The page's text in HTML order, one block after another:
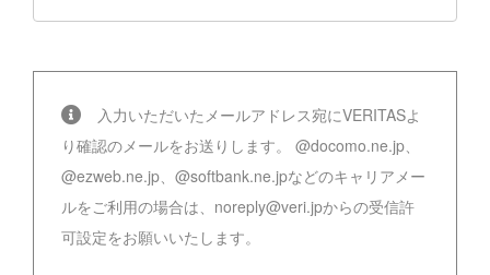
入力いただいたメールアドレス宛にVERITASよ
り確認のメールをお送りします。
@docomo.ne.jp、
@ezweb.ne.jp、@softbank.ne.jpなどのキャリアメー
ルをご利用の場合は、noreply@veri.jpからの受信許
可設定をお願いいたします。